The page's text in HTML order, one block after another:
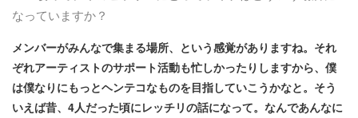
なっていますか？
メンバーがみんなで集まる場所、という感覚がありますね。それ
ぞれアーティストのサポート活動も忙しかったりしますから、僕
は僕なりにもっとヘンテコなものを目指していこうかなと。そう
いえば昔、4人だった頃にレッチリの話になって。なんであんなに